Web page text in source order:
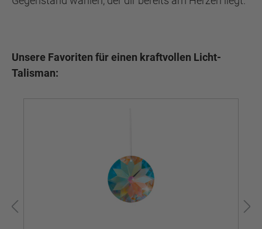
Unsere Favoriten für einen kraftvollen Licht-
Talisman: